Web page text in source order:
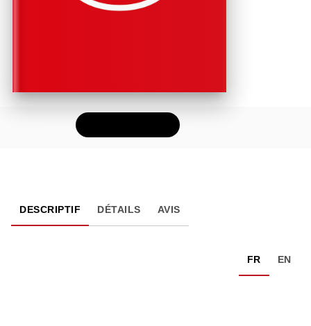
DESCRIPTIF DÉTAILS AVIS
FR EN